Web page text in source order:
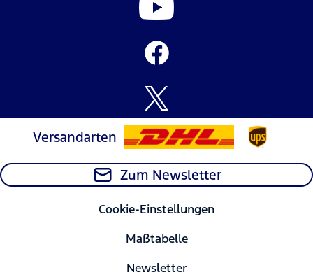
Versandarten
Zum Newsletter
Cookie-Einstellungen
Maßtabelle
Newsletter